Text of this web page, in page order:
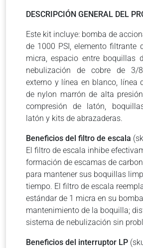
DESCRIPCIÓN GENERAL DEL
Este kit incluye: bomba de
de 1000 PSI, elemento filtrante
micra, espacio entre boquillas
nebulización de cobre de 3/
externo y línea en blanco, línea
de nylon marrón de alta
compresión de latón,
latón y kits de abrazaderas.
Beneficios del filtro de escala
El filtro de escala inhibe
formación de escamas de
para mantener sus boquillas
tiempo. El filtro de escala
estándar de 1 micra en su
mantenimiento de la boquilla;
sistema de nebulización sin
Beneficios del interruptor LP